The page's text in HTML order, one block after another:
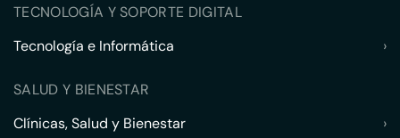
TECNOLOGÍA Y SOPORTE DIGITAL
Tecnología e Informática
›
SALUD Y BIENESTAR
Clínicas, Salud y Bienestar
›